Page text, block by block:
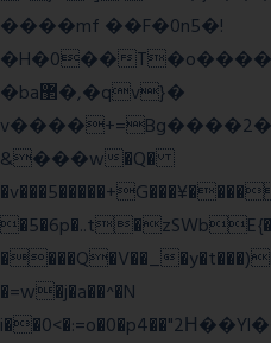
����mf ��F�0n5�!
�H�0��
�ba޲�,�qv}�
&���w�Q�
�5�6p�..t�zSWbE{�
����Q�V��_
�=w�j�a��^�N